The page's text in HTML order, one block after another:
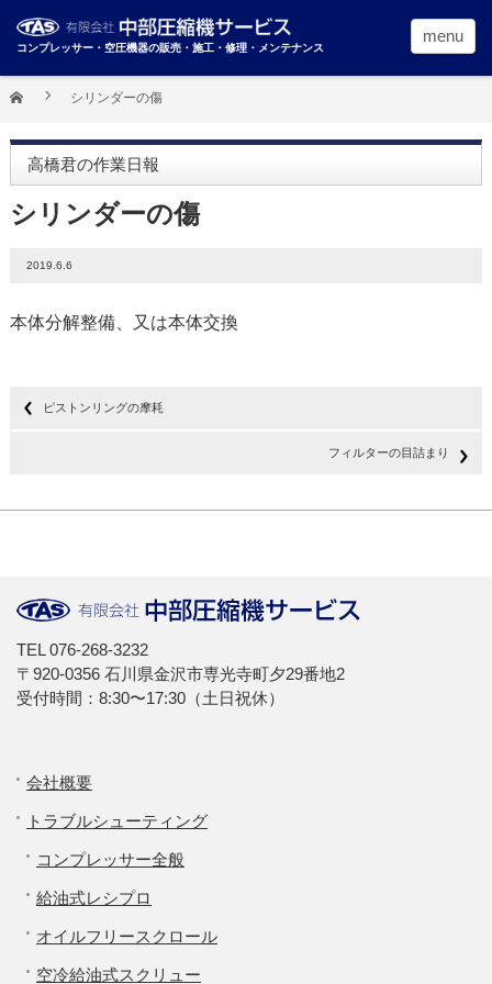
コンプレッサー・空圧機器の販売・施工・修理・メンテナンス
menu
シリンダーの傷
高橋君の作業日報
シリンダーの傷
2019.6.6
本体分解整備、又は本体交換
ピストンリングの摩耗
フィルターの目詰まり
TEL 076-268-3232
〒920-0356 石川県金沢市専光寺町夕29番地2
受付時間：8:30〜17:30（土日祝休）
会社概要
トラブルシューティング
コンプレッサー全般
給油式レシプロ
オイルフリースクロール
空冷給油式スクリュー